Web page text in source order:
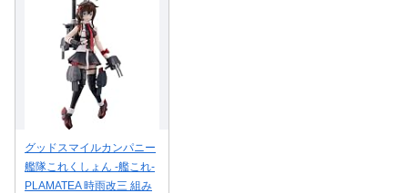
グッドスマイルカンパニー
艦隊これくしょん ‐艦これ‐
PLAMATEA 時雨改三 組み